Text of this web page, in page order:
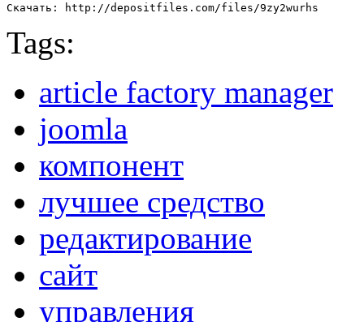
Скачать: http://depositfiles.com/files/9zy2wurhs
Tags:
article factory manager
joomla
компонент
лучшее средство
редактирование
сайт
управления